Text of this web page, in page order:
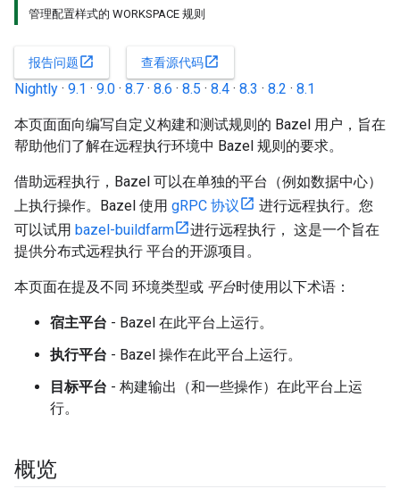
管理配置样式的 WORKSPACE 规则
报告问题open_in_new 查看源代码open_in_new
Nightly · 9.1 · 9.0 · 8.7 · 8.6 · 8.5 · 8.4 · 8.3 · 8.2 · 8.1
本页面面向编写自定义构建和测试规则的 Bazel 用户，旨在
帮助他们了解在远程执行环境中 Bazel 规则的要求。
借助远程执行，Bazel 可以在单独的平台（例如数据中心）
上执行操作。Bazel 使用 gRPC 协议
进行远程执行。您
可以试用 bazel-buildfarm
进行远程执行， 这是一个旨在
提供分布式远程执行 平台的开源项目。
本页面在提及不同 环境类型或 平台时使用以下术语：
宿主平台 - Bazel 在此平台上运行。
执行平台 - Bazel 操作在此平台上运行。
目标平台 - 构建输出（和一些操作）在此平台上运
行。
概览